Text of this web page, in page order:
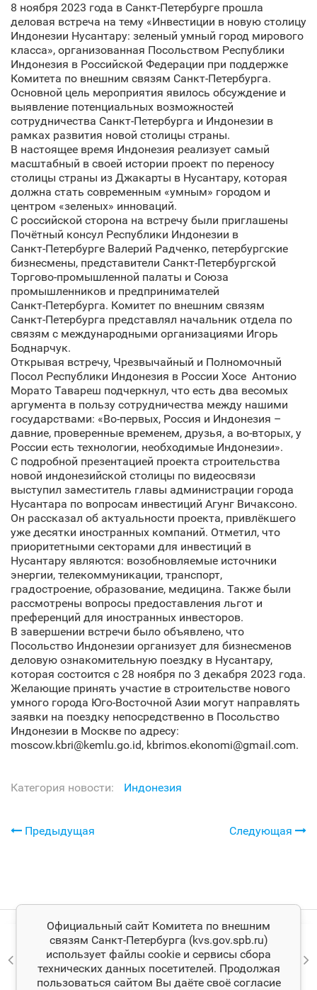
8 ноября 2023 года в Санкт‑Петербурге прошла
деловая встреча на тему «Инвестиции в новую столицу
Индонезии Нусантару: зеленый умный город мирового
класса», организованная Посольством Республики
Индонезия в Российской Федерации при поддержке
Комитета по внешним связям Санкт‑Петербурга.
Основной цель мероприятия явилось обсуждение и
выявление потенциальных возможностей
сотрудничества Санкт‑Петербурга и Индонезии в
рамках развития новой столицы страны.
В настоящее время Индонезия реализует самый
масштабный в своей истории проект по переносу
столицы страны из Джакарты в Нусантару, которая
должна стать современным «умным» городом и
центром «зеленых» инноваций.
С российской сторона на встречу были приглашены
Почётный консул Республики Индонезии в
Санкт‑Петербурге Валерий Радченко, петербургские
бизнесмены, представители Санкт‑Петербургской
Торгово-промышленной палаты и Союза
промышленников и предпринимателей
Санкт‑Петербурга. Комитет по внешним связям
Санкт‑Петербурга представлял начальник отдела по
связям с международными организациями Игорь
Боднарчук.
Открывая встречу, Чрезвычайный и Полномочный
Посол Республики Индонезия в России Хосе Антонио
Морато Тавареш подчеркнул, что есть два весомых
аргумента в пользу сотрудничества между нашими
государствами: «Во-первых, Россия и Индонезия –
давние, проверенные временем, друзья, а во-вторых, у
России есть технологии, необходимые Индонезии».
С подробной презентацией проекта строительства
новой индонезийской столицы по видеосвязи
выступил заместитель главы администрации города
Нусантара по вопросам инвестиций Агунг Вичаксоно.
Он рассказал об актуальности проекта, привлёкшего
уже десятки иностранных компаний. Отметил, что
приоритетными секторами для инвестиций в
Нусантару являются: возобновляемые источники
энергии, телекоммуникации, транспорт,
градостроение, образование, медицина. Также были
рассмотрены вопросы предоставления льгот и
преференций для иностранных инвесторов.
В завершении встречи было объявлено, что
Посольство Индонезии организует для бизнесменов
деловую ознакомительную поездку в Нусантару,
которая состоится с 28 ноября по 3 декабря 2023 года.
Желающие принять участие в строительстве нового
умного города Юго-Восточной Азии могут направлять
заявки на поездку непосредственно в Посольство
Индонезии в Москве по адресу:
moscow.kbri@kemlu.go.id, kbrimos.ekonomi@gmail.com.
Категория новости: Индонезия
Предыдущая Следующая
Официальный сайт Комитета по внешним
связям Санкт‑Петербурга (kvs.gov.spb.ru)
использует файлы cookie и сервисы сбора
технических данных посетителей. Продолжая
пользоваться сайтом Вы даёте своё согласие